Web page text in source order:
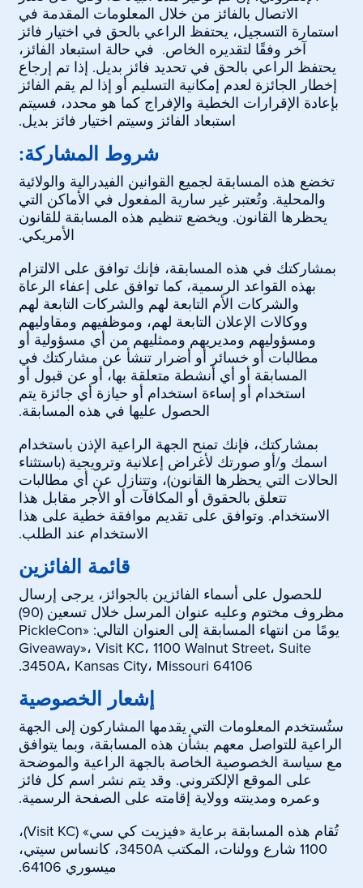
الاتصال بالفائز من خلال المعلومات المقدمة في
استمارة التسجيل، يحتفظ الراعي بالحق في اختيار فائز
آخر وفقًا لتقديره الخاص. في حالة استبعاد الفائز،
يحتفظ الراعي بالحق في تحديد فائز بديل. إذا تم إرجاع
إخطار الجائزة لعدم إمكانية التسليم أو إذا لم يقم الفائز
بإعادة الإقرارات الخطية والإفراج كما هو محدد، فسيتم
استبعاد الفائز وسيتم اختيار فائز بديل.
شروط المشاركة:
تخضع هذه المسابقة لجميع القوانين الفيدرالية والولائية
والمحلية. وتُعتبر غير سارية المفعول في الأماكن التي
يحظرها القانون. ويخضع تنظيم هذه المسابقة للقانون
الأمريكي.
بمشاركتك في هذه المسابقة، فإنك توافق على الالتزام
بهذه القواعد الرسمية، كما توافق على إعفاء الرعاة
والشركات الأم التابعة لهم والشركات التابعة لهم
ووكالات الإعلان التابعة لهم، وموظفيهم ومقاوليهم
ومسؤوليهم ومديريهم وممثليهم من أي مسؤولية أو
مطالبات أو خسائر أو أضرار تنشأ عن مشاركتك في
المسابقة أو أي أنشطة متعلقة بها، أو عن قبول أو
استخدام أو إساءة استخدام أو حيازة أي جائزة يتم
الحصول عليها في هذه المسابقة.
بمشاركتك، فإنك تمنح الجهة الراعية الإذن باستخدام
اسمك و/أو صورتك لأغراض إعلانية وترويجية (باستثناء
الحالات التي يحظرها القانون)، وتتنازل عن أي مطالبات
تتعلق بالحقوق أو المكافآت أو الأجر مقابل هذا
الاستخدام. وتوافق على تقديم موافقة خطية على هذا
الاستخدام عند الطلب.
قائمة الفائزين
للحصول على أسماء الفائزين بالجوائز، يرجى إرسال
مظروف مختوم وعليه عنوان المرسل خلال تسعين (90)
يومًا من انتهاء المسابقة إلى العنوان التالي: «PickleCon
Giveaway»، Visit KC، 1100 Walnut Street، Suite
3450A، Kansas City، Missouri 64106.
إشعار الخصوصية
ستُستخدم المعلومات التي يقدمها المشاركون إلى الجهة
الراعية للتواصل معهم بشأن هذه المسابقة، وبما يتوافق
مع سياسة الخصوصية الخاصة بالجهة الراعية والموضحة
على الموقع الإلكتروني. وقد يتم نشر اسم كل فائز
وعمره ومدينته وولاية إقامته على الصفحة الرسمية.
تُقام هذه المسابقة برعاية «فيزيت كي سي» (Visit KC)،
1100 شارع وولنات، المكتب 3450A، كانساس سيتي،
ميسوري 64106.